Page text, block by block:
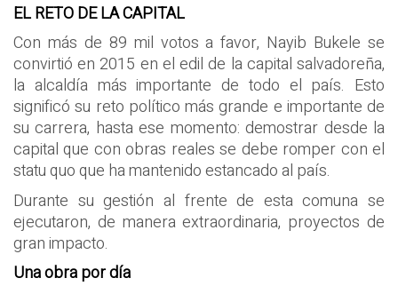
EL RETO DE LA CAPITAL
Con más de 89 mil votos a favor, Nayib Bukele se
convirtió en 2015 en el edil de la capital salvadoreña,
la alcaldía más importante de todo el país. Esto
significó su reto político más grande e importante de
su carrera, hasta ese momento: demostrar desde la
capital que con obras reales se debe romper con el
statu quo que ha mantenido estancado al país.
Durante su gestión al frente de esta comuna se
ejecutaron, de manera extraordinaria, proyectos de
gran impacto.
Una obra por día